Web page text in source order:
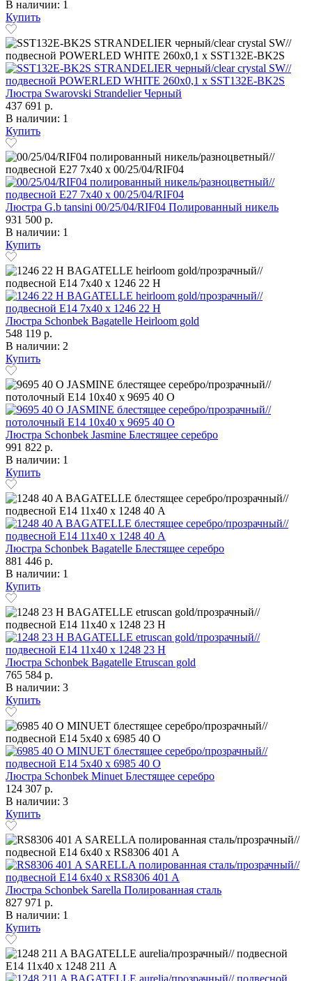
В наличии: 1
Купить
Люстра Swarovski Strandelier Черный
437 691 р.
В наличии: 1
Купить
Люстра G.b tansini 00/25/04/RIF04 Полированный никель
931 500 р.
В наличии: 1
Купить
Люстра Schonbek Bagatelle Heirloom gold
548 119 р.
В наличии: 2
Купить
Люстра Schonbek Jasmine Блестящее серебро
991 822 р.
В наличии: 1
Купить
Люстра Schonbek Bagatelle Блестящее серебро
881 446 р.
В наличии: 1
Купить
Люстра Schonbek Bagatelle Etruscan gold
765 584 р.
В наличии: 3
Купить
Люстра Schonbek Minuet Блестящее серебро
124 307 р.
В наличии: 3
Купить
Люстра Schonbek Sarella Полированная сталь
827 971 р.
В наличии: 1
Купить